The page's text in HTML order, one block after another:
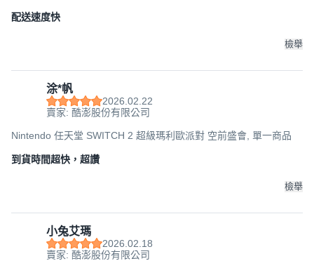
配送速度快
檢舉
涂*帆
2026.02.22
賣家: 酷澎股份有限公司
Nintendo 任天堂 SWITCH 2 超級瑪利歐派對 空前盛會, 單一商品
到貨時間超快，超讚
檢舉
小兔艾瑪
2026.02.18
賣家: 酷澎股份有限公司